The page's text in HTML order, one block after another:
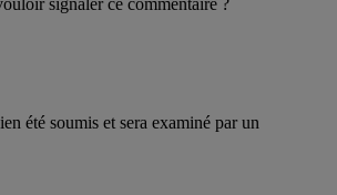
signaler ce commentaire ?
été soumis et sera examiné par un